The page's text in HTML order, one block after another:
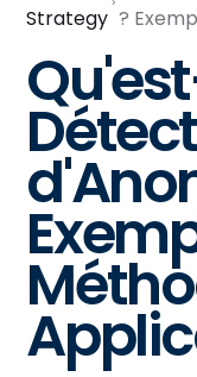
Strategy ?